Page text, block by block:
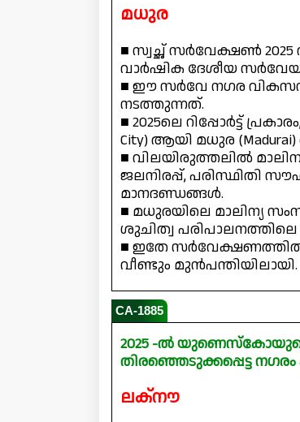
മധുര
■ സ്വച്ഛ് സർവേക്ഷൺ 2025
വാർഷിക ദേശീയ
■ ഈ സർവേ നഗര വികസന
നടത്തുന്നത്.
■ 2025ലെ റിപ്പോർട്ട്
City) ആയി മധുര
■ വിലയിരുത്തലിൽ
ജലനിരപ്പ്, പരിസ്ഥിതി
മാനദണ്ഡങ്ങൾ.
■ മധുരയിലെ മാലിന്യ
ശുചിത്വ
■ ഇതേ സർവേക്ഷണത്തിൽ
വീണ്ടും മുൻപന്തിയിലായി.
CA-1885
2025 -ൽ യുണെസ്‌കോയുടെ
തിരഞ്ഞെടുക്കപ്പെട്ട
ലക്നൗ